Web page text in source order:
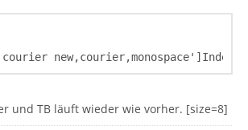
und TB läuft wieder wie vorher. [size=8]